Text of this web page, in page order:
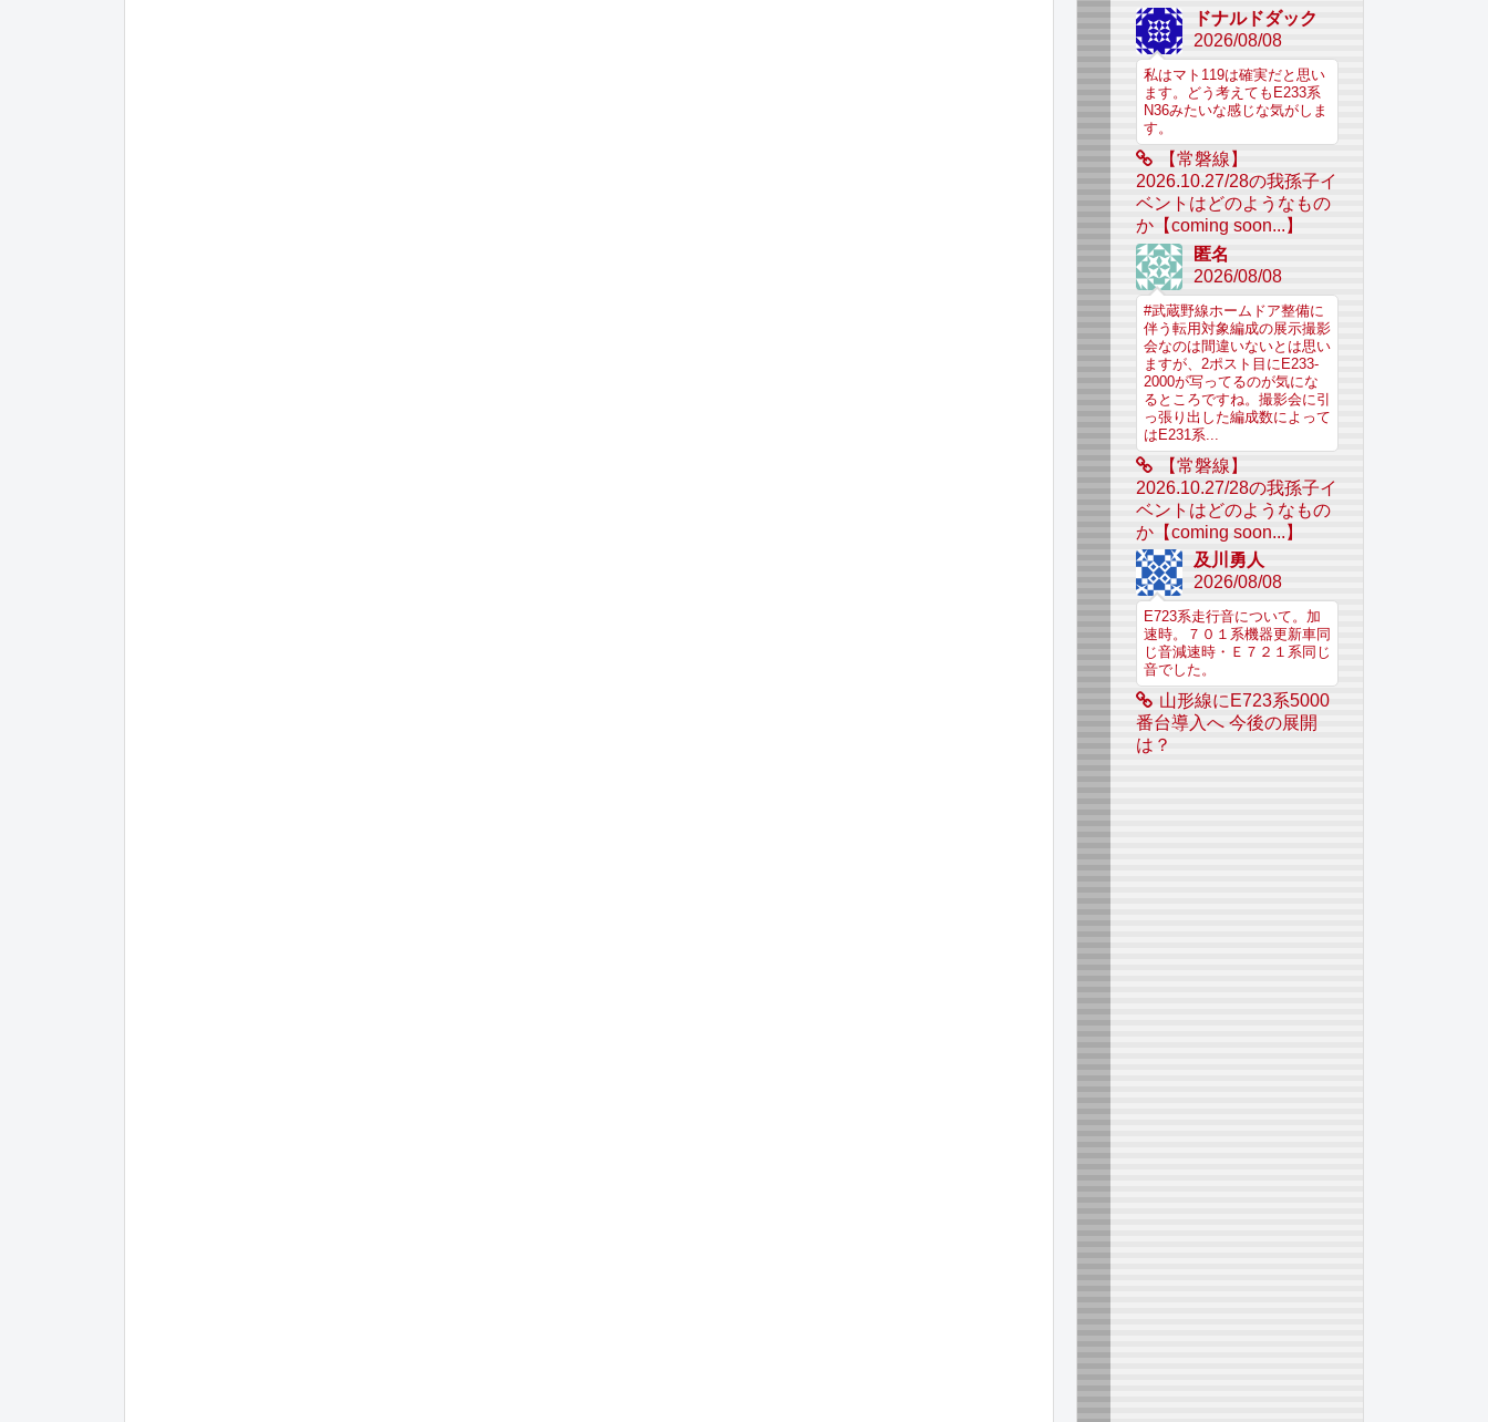
ドナルドダック
2026/08/08
私はマト119は確実だと思い
ます。どう考えてもE233系
N36みたいな感じな気がしま
す。
【常磐線】
2026.10.27/28の我孫子イ
ベントはどのようなもの
か【coming soon...】
匿名
2026/08/08
#武蔵野線ホームドア整備に
伴う転用対象編成の展示撮影
会なのは間違いないとは思い
ますが、2ポスト目にE233-
2000が写ってるのが気にな
るところですね。撮影会に引
っ張り出した編成数によって
はE231系...
【常磐線】
2026.10.27/28の我孫子イ
ベントはどのようなもの
か【coming soon...】
及川勇人
2026/08/08
E723系走行音について。加
速時。７０１系機器更新車同
じ音減速時・Ｅ７２１系同じ
音でした。
山形線にE723系5000
番台導入へ 今後の展開
は？